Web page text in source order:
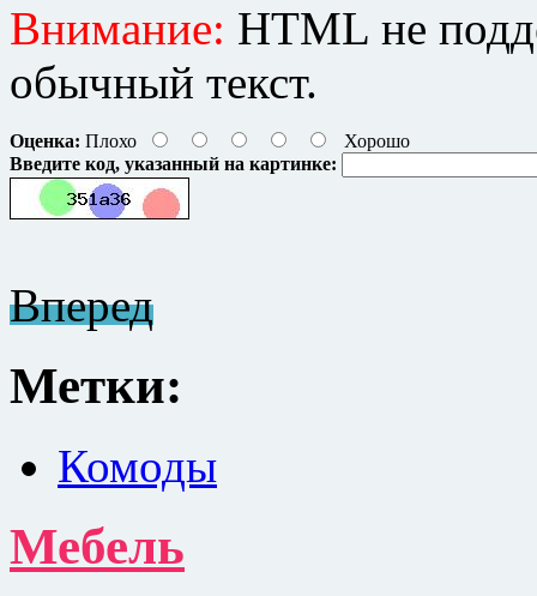
Внимание: HTML не
обычный текст.
Оценка: Плохо
Хорошо
Введите код, указанный на картинке:
Вперед
Метки:
Комоды
Мебель